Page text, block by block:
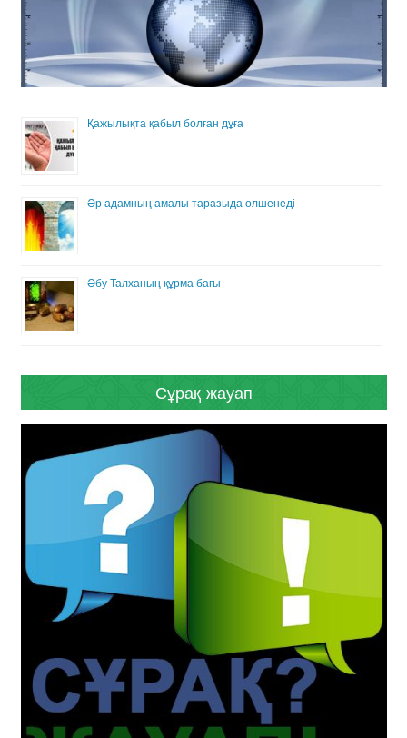
Қажылықта қабыл болған дұға
Әр адамның амалы таразыда өлшенеді
Әбу Талханың құрма бағы
Сұрақ-жауап